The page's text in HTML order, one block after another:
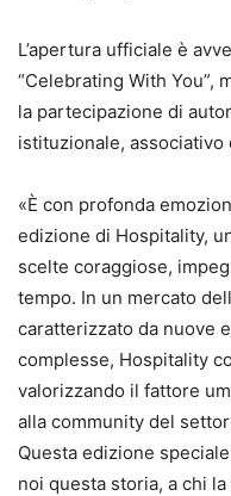
L’apertura ufficiale è
“Celebrating With You”,
la partecipazione di
istituzionale,
«È con profonda
edizione di Hospitality,
scelte coraggiose,
tempo. In un mercato
caratterizzato da nuove
complesse, Hospitality
valorizzando il fattore
alla community del
Questa edizione
noi questa storia, a chi